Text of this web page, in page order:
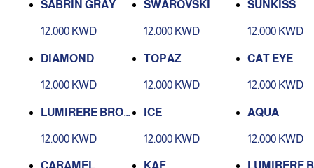
SABRIN GRAY
12.000 KWD
SWAROVSKI
12.000 KWD
SUNKISS
12.000 KWD
DIAMOND
12.000 KWD
TOPAZ
12.000 KWD
CAT EYE
12.000 KWD
LUMIRERE BROW
12.000 KWD
ICE
12.000 KWD
AQUA
12.000 KWD